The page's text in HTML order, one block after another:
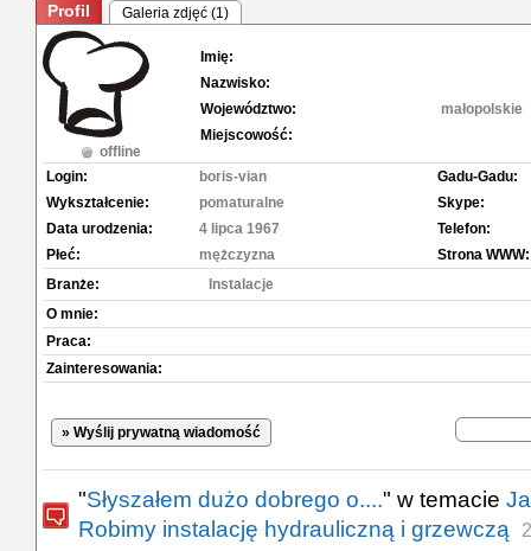
Profil Galeria zdjęć (1)
offline
Imię:
Nazwisko:
Województwo:
małopolskie
Miejscowość:
Login:
boris-vian
Wykształcenie:
pomaturalne
Data urodzenia:
4 lipca 1967
Płeć:
mężczyzna
Gadu-Gadu:
Skype:
Telefon:
Strona WWW:
Branże:
Instalacje
O mnie:
Praca:
Zainteresowania:
» Wyślij prywatną wiadomość
"Słyszałem dużo dobrego o...." w temacie
Robimy instalację hydrauliczną i grzewczą